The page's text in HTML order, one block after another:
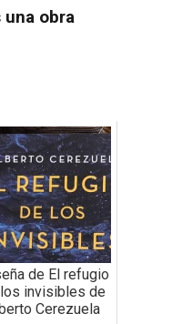
una obra
de El refugio
invisibles de
Cerezuela